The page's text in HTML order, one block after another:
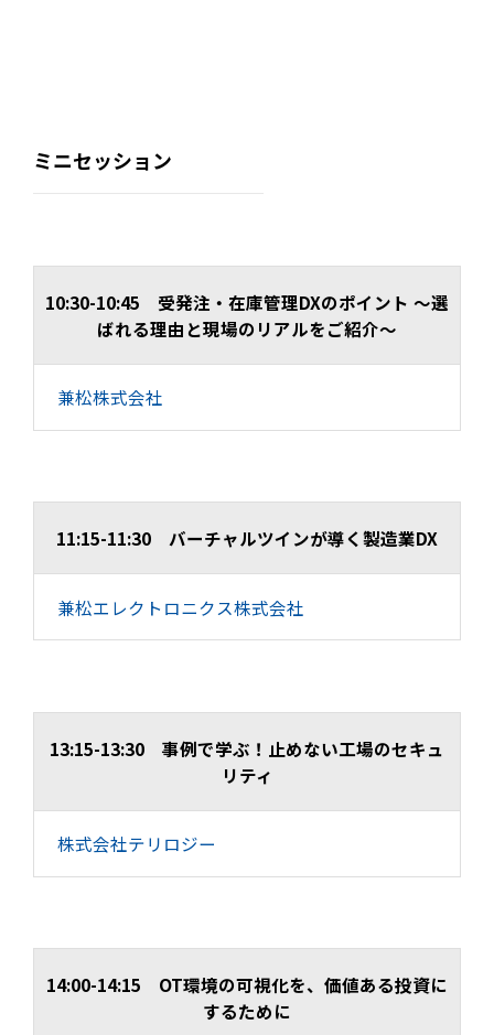
ミニセッション
10:30-10:45 受発注・在庫管理DXのポイント ～選
ばれる理由と現場のリアルをご紹介～
兼松株式会社
11:15-11:30 バーチャルツインが導く製造業DX
兼松エレクトロニクス株式会社
13:15-13:30 事例で学ぶ！止めない工場のセキュ
リティ
株式会社テリロジー
14:00-14:15 OT環境の可視化を、価値ある投資に
するために